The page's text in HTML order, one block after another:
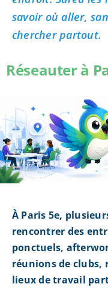
savoir où aller,
chercher partout.
Réseauter à
À Paris 5e,
rencontrer des
ponctuels,
réunions de clubs,
lieux de travail